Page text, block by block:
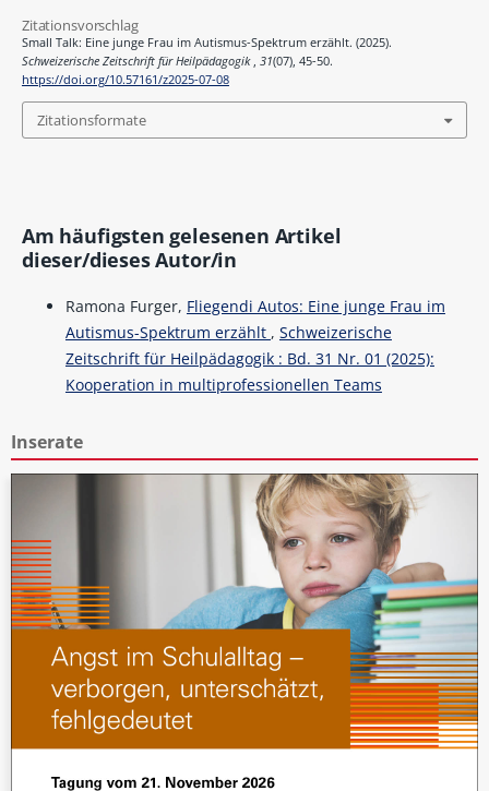
Zitationsvorschlag
Small Talk: Eine junge Frau im Autismus-Spektrum erzählt. (2025).
Schweizerische Zeitschrift für Heilpädagogik , 31(07), 45-50.
https://doi.org/10.57161/z2025-07-08
Zitationsformate
Am häufigsten gelesenen Artikel
dieser/dieses Autor/in
Ramona Furger, Fliegendi Autos: Eine junge Frau im
Autismus-Spektrum erzählt , Schweizerische
Zeitschrift für Heilpädagogik : Bd. 31 Nr. 01 (2025):
Kooperation in multiprofessionellen Teams
Inserate